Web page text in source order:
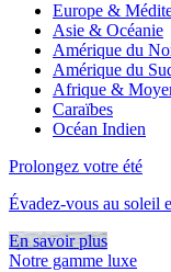
Europe &
Asie & Océanie
Amérique du
Amérique du
Afrique &
Caraïbes
Océan Indien
Prolongez votre été
Évadez-vous au soleil
En savoir plus
Notre gamme luxe